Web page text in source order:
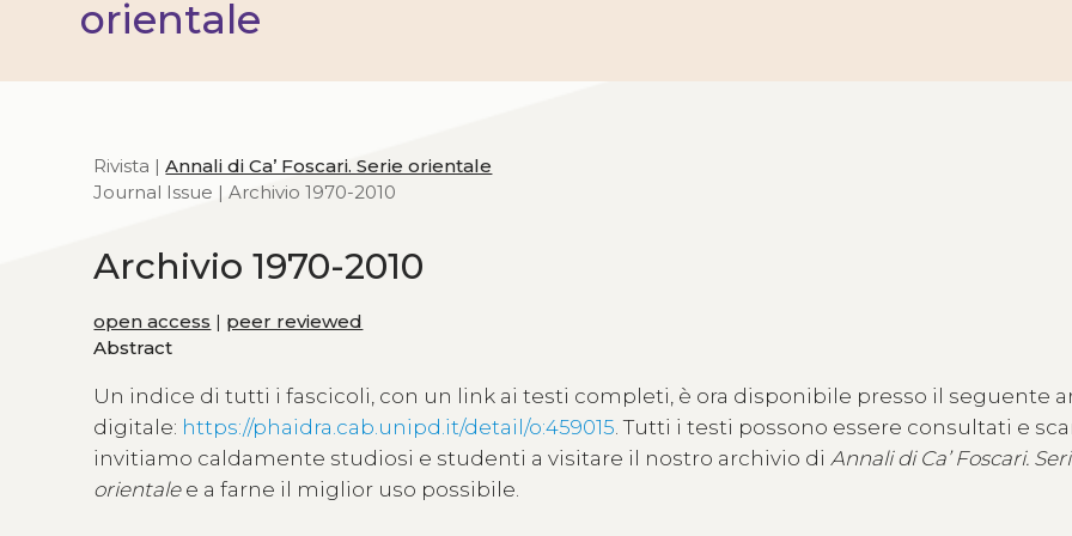
orientale
Rivista |Annali di Ca’ Foscari. Serie orientale
Journal Issue | Archivio 1970-2010
Archivio 1970-2010
open access | peer reviewed
Abstract
Un indice di tutti i fascicoli, con un link ai testi completi, è ora disponibile presso il seguente
digitale: https://phaidra.cab.unipd.it/detail/o:459015. Tutti i testi possono essere consultati e
invitiamo caldamente studiosi e studenti a visitare il nostro archivio diAnnali di Ca’ Foscari.
orientalee a farne il miglior uso possibile.